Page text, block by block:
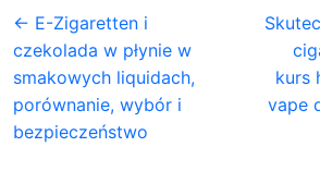
← E-Zigaretten i
czekolada w płynie w
smakowych liquidach,
porównanie, wybór i
bezpieczeństwo
kurs
vape